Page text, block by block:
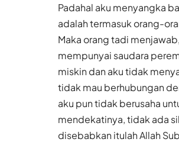
Padahal aku menyangka
adalah termasuk orang-
Maka orang tadi
mempunyai saudara
miskin dan aku tidak
tidak mau berhubungan
aku pun tidak berusaha
mendekatinya, tidak ada
disebabkan itulah Allah